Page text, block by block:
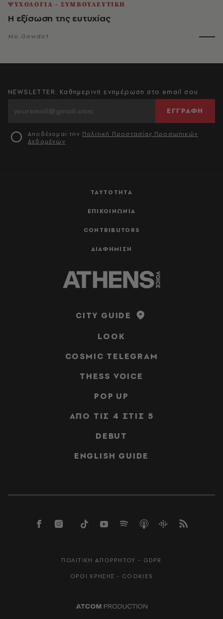
ΨΥΧΟΛΟΓΙΑ - ΣΥΜΒΟΥΛΕΥΤΙΚΗ
Η εξίσωση της ευτυχίας
Mo Gawdat
ΤΑΥΤΟΤΗΤΑ
ΕΠΙΚΟΙΝΩΝΙΑ
CONTRIBUTORS
ΔΙΑΦΗΜΙΣΗ
NEWSLETTER: Καθημερινή ενημέρωση στο email σου
ΕΓΓΡΑΦΗ
Αποδέχομαι την Πολιτική Προστασίας Προσωπικών
Δεδομένων
CITY GUIDE
LOOK
COSMIC TELEGRAM
THESS VOICE
POP UP
ΑΠΟ ΤΙΣ 4 ΣΤΙΣ 5
DEBUT
ENGLISH GUIDE
ΠΟΛΙΤΙΚΗ ΑΠΟΡΡΗΤΟΥ - GDPR
ΟΡΟΙ ΧΡΗΣΗΣ - COOKIES